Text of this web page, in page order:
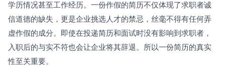
学历情况甚至工作经历。一份作假的简历不仅体现了求职者诚
信道德的缺失，更是企业挑选人才的禁忌，丝毫不得有任何弄
虚作假的成分。即使在投递简历和面试时没有影响到求职者，
入职后的与实不符也会让企业将其辞退。所以一份简历的真实
性至关重要。